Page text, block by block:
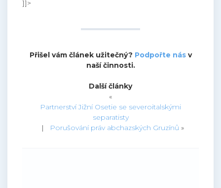
]]>
Přišel vám článek užitečný? Podpořte násv
naší činnosti.
Další články
«
Partnerství Jižní Osetie se severoitalskými
separatisty
|
Porušování práv abchazských Gruzínů »